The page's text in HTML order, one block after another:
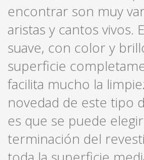
encontrar son muy
aristas y cantos vivos.
suave, con color y
superficie
facilita mucho la
novedad de este tipo
es que se puede
terminación del